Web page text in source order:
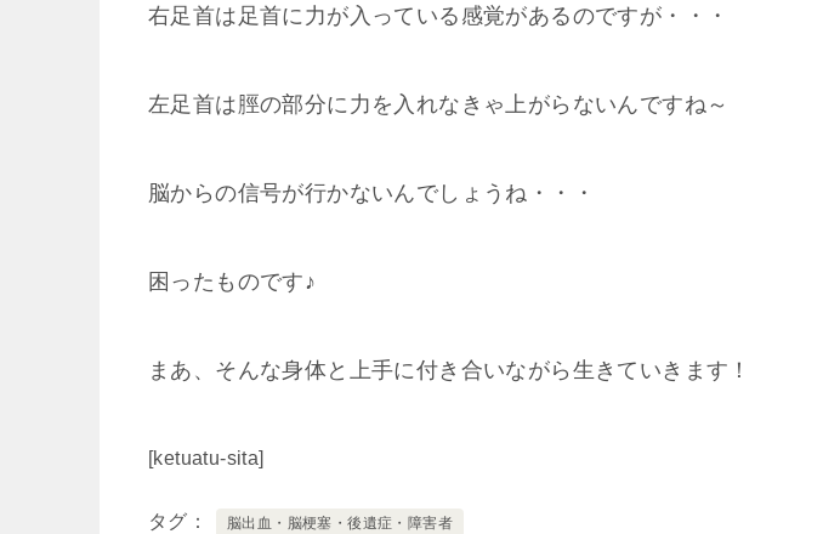
右足首は足首に力が入っている感覚があるのですが・・・
左足首は脛の部分に力を入れなきゃ上がらないんですね～
脳からの信号が行かないんでしょうね・・・
困ったものです♪
まあ、そんな身体と上手に付き合いながら生きていきます！
[ketuatu-sita]
タグ 脳出血・脳梗塞・後遺症・障害者